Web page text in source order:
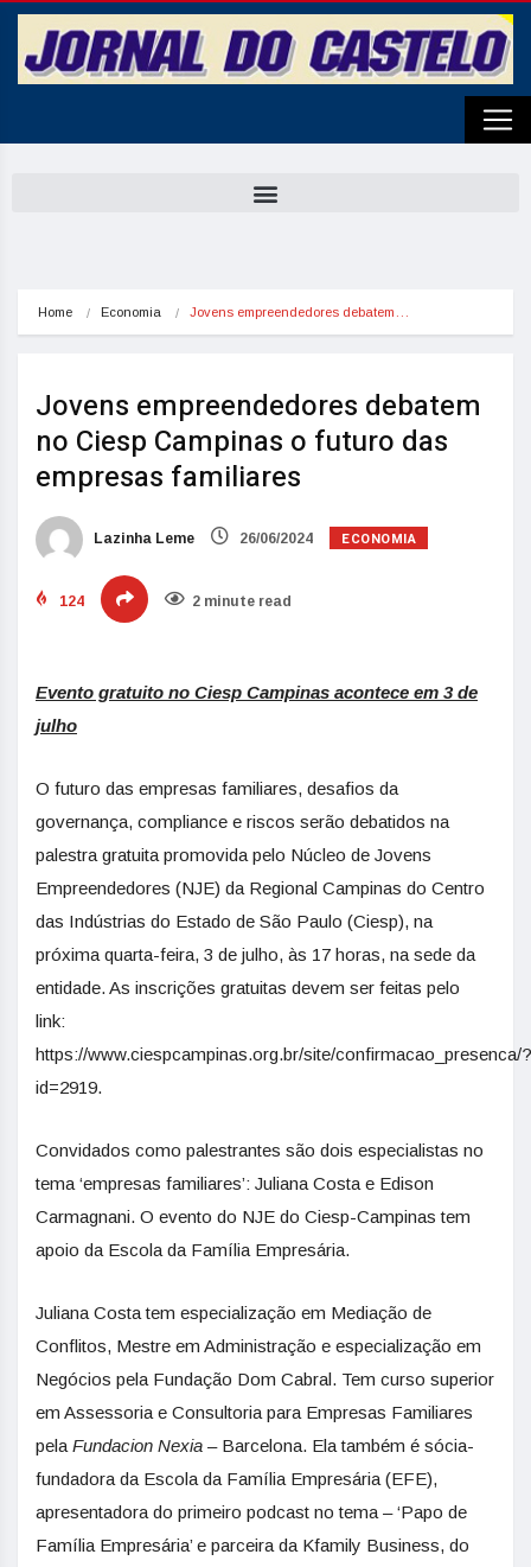
Home Economia Jovens empreendedores debatem…
Jovens empreendedores debatem
no Ciesp Campinas o futuro das
empresas familiares
Lazinha Leme 26/06/2024 ECONOMIA
124 2 minute read
Evento gratuito no Ciesp Campinas acontece em 3 de
julho
O futuro das empresas familiares, desafios da
governança, compliance e riscos serão debatidos na
palestra gratuita promovida pelo Núcleo de Jovens
Empreendedores (NJE) da Regional Campinas do Centro
das Indústrias do Estado de São Paulo (Ciesp), na
próxima quarta-feira, 3 de julho, às 17 horas, na sede da
entidade. As inscrições gratuitas devem ser feitas pelo
link:
https://www.ciespcampinas.org.br/site/confirmacao_presenca/?
id=2919.
Convidados como palestrantes são dois especialistas no
tema ‘empresas familiares’: Juliana Costa e Edison
Carmagnani. O evento do NJE do Ciesp-Campinas tem
apoio da Escola da Família Empresária.
Juliana Costa tem especialização em Mediação de
Conflitos, Mestre em Administração e especialização em
Negócios pela Fundação Dom Cabral. Tem curso superior
em Assessoria e Consultoria para Empresas Familiares
pela Fundacion Nexia – Barcelona. Ela também é sócia-
fundadora da Escola da Família Empresária (EFE),
apresentadora do primeiro podcast no tema – ‘Papo de
Família Empresária’ e parceira da Kfamily Business, do